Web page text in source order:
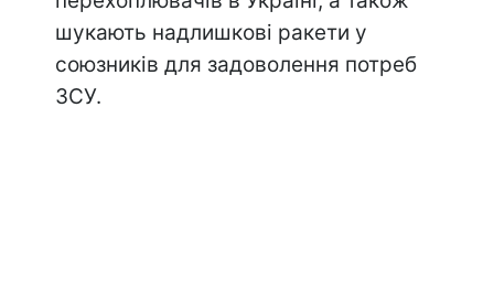
шукають надлишкові ракети у
союзників для задоволення потреб
ЗСУ.